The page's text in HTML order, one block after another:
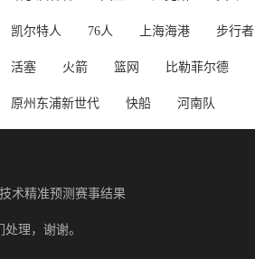
凯尔特人 76人 上海海港 步行者
活塞 火箭 篮网 比勒菲尔德
原州东浦新世代 快船 河南队
术精准预测赛事结果
理，谢谢。